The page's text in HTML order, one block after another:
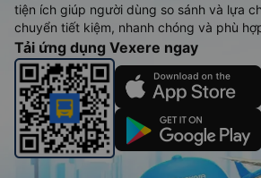
tiện ích giúp người dùng so sánh và lựa
chuyển tiết kiệm, nhanh chóng và phù
Tải ứng dụng Vexere ngay